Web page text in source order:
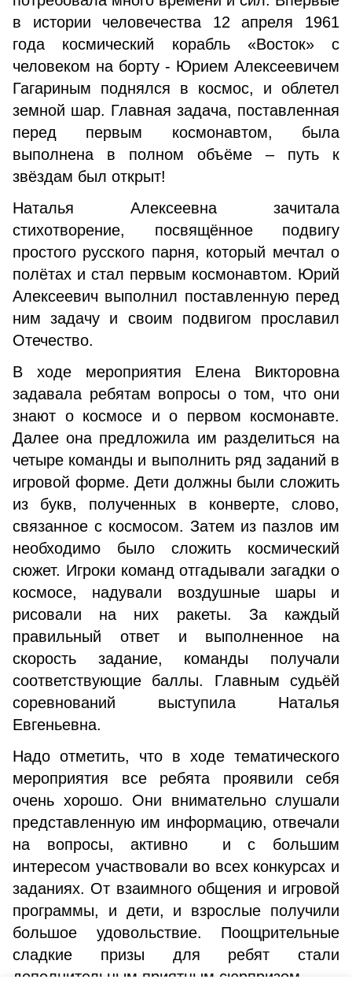
в истории человечества 12 апреля 1961
года космический корабль «Восток» с
человеком на борту - Юрием Алексеевичем
Гагариным поднялся в космос, и облетел
земной шар. Главная задача, поставленная
перед первым космонавтом, была
выполнена в полном объёме – путь к
звёздам был открыт!
Наталья Алексеевна зачитала
стихотворение, посвящённое подвигу
простого русского парня, который мечтал о
полётах и стал первым космонавтом. Юрий
Алексеевич выполнил поставленную перед
ним задачу и своим подвигом прославил
Отечество.
В ходе мероприятия Елена Викторовна
задавала ребятам вопросы о том, что они
знают о космосе и о первом космонавте.
Далее она предложила им разделиться на
четыре команды и выполнить ряд заданий в
игровой форме. Дети должны были сложить
из букв, полученных в конверте, слово,
связанное с космосом. Затем из пазлов им
необходимо было сложить космический
сюжет. Игроки команд отгадывали загадки о
космосе, надували воздушные шары и
рисовали на них ракеты. За каждый
правильный ответ и выполненное на
скорость задание, команды получали
соответствующие баллы. Главным судьёй
соревнований выступила Наталья
Евгеньевна.
Надо отметить, что в ходе тематического
мероприятия все ребята проявили себя
очень хорошо. Они внимательно слушали
представленную им информацию, отвечали
на вопросы, активно и с большим
интересом участвовали во всех конкурсах и
заданиях. От взаимного общения и игровой
программы, и дети, и взрослые получили
большое удовольствие. Поощрительные
сладкие призы для ребят стали
дополнительным приятным сюрпризом.